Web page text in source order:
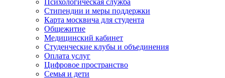
Психологическая служба
Стипендии и меры поддержки
Карта москвича для студента
Общежитие
Медицинский кабинет
Студенческие клубы и объединения
Оплата услуг
Цифровое пространство
Семья и дети